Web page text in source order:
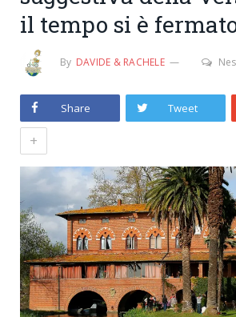
il tempo si è
By DAVIDE & RACHELE
Share Tweet
+